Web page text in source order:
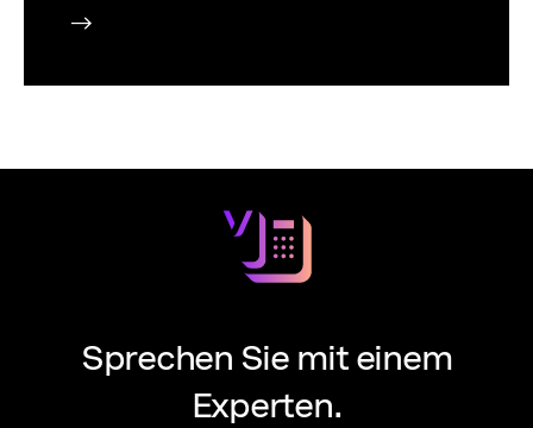
Sprechen Sie mit einem
Experten.